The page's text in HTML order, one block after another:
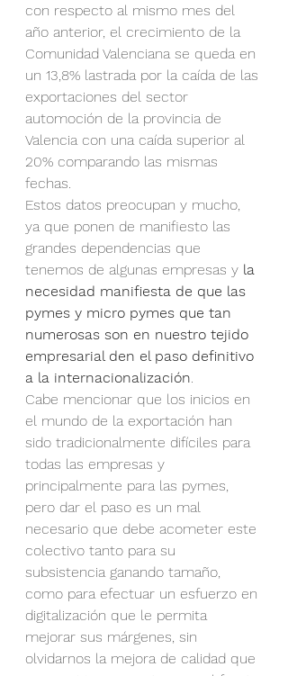
con respecto al mismo mes del
año anterior, el crecimiento de la
Comunidad Valenciana se queda en
un 13,8% lastrada por la caída de las
exportaciones del sector
automoción de la provincia de
Valencia con una caída superior al
20% comparando las mismas
fechas.
Estos datos preocupan y mucho,
ya que ponen de manifiesto las
grandes dependencias que
tenemos de algunas empresas y la
necesidad manifiesta de que las
pymes y micro pymes que tan
numerosas son en nuestro tejido
empresarial den el paso definitivo
a la internacionalización
Cabe mencionar que los inicios en
el mundo de la exportación han
sido tradicionalmente difíciles para
todas las empresas y
principalmente para las pymes,
pero dar el paso es un mal
necesario que debe acometer este
colectivo tanto para su
subsistencia ganando tamaño,
como para efectuar un esfuerzo en
digitalización que le permita
mejorar sus márgenes, sin
olvidarnos la mejora de calidad que